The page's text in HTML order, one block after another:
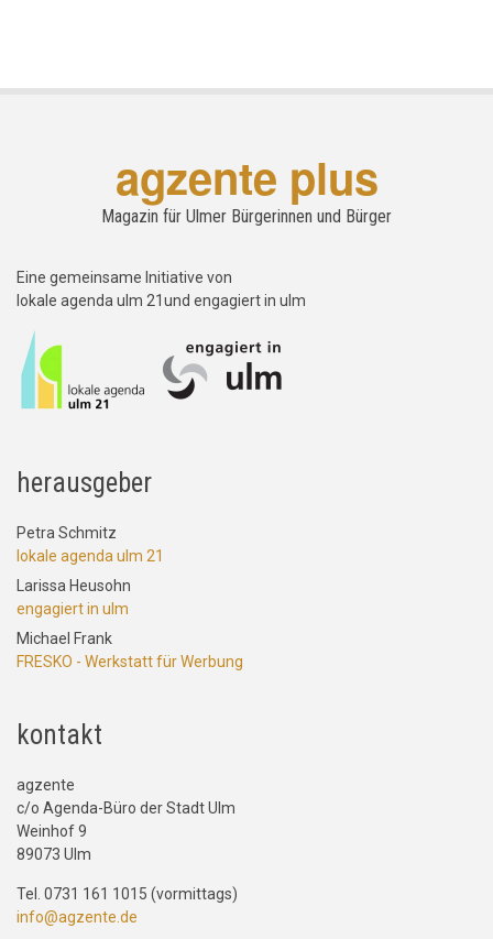
agzente plus
Magazin für Ulmer Bürgerinnen und Bürger
Eine gemeinsame Initiative von
lokale agenda ulm 21und engagiert in ulm
herausgeber
Petra Schmitz
lokale agenda ulm 21
Larissa Heusohn
engagiert in ulm
Michael Frank
FRESKO - Werkstatt für Werbung
kontakt
agzente
c/o Agenda-Büro der Stadt Ulm
Weinhof 9
89073 Ulm
Tel. 0731 161 1015 (vormittags)
info@agzente.de